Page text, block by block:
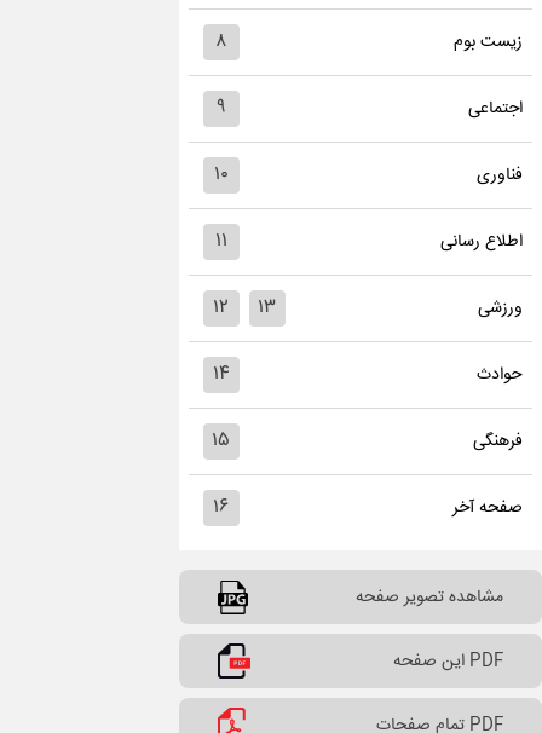
زیست بوم ۸
اجتماعی ۹
فناوری ۱۰
اطلاع رسانی ۱۱
ورزشی ۱۲ ۱۳
حوادث ۱۴
فرهنگی ۱۵
صفحه آخر ۱۶
مشاهده تصویر صفحه
PDF این صفحه
PDF تمام صفحات